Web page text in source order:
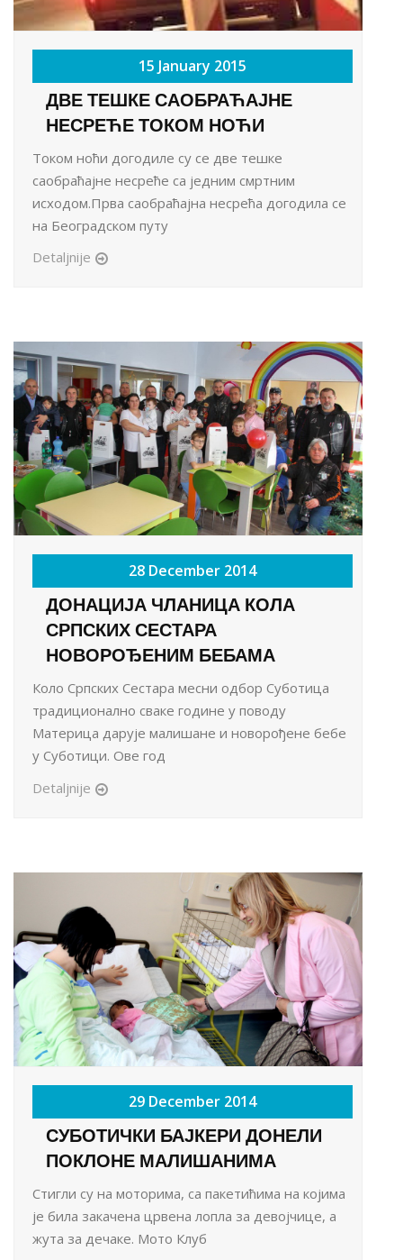
15 January 2015
ДВЕ ТЕШКЕ САОБРАЋАЈНЕ
НЕСРЕЋЕ ТОКОМ НОЋИ
Током ноћи догодиле су се две тешке
саобраћајне несреће са једним смртним
исходом.Прва саобраћајна несрећа догодила се
на Београдском путу
Detaljnije
28 December 2014
ДОНАЦИЈА ЧЛАНИЦА КОЛА
СРПСКИХ СЕСТАРА
НОВОРОЂЕНИМ БЕБАМА
Коло Српских Сестара месни одбор Суботица
традиционално сваке године у поводу
Материца дарује малишане и новорођене бебе
у Суботици. Ове год
Detaljnije
29 December 2014
СУБОТИЧКИ БАЈКЕРИ ДОНЕЛИ
ПОКЛОНЕ МАЛИШАНИМА
Стигли су на моторима, са пакетићима на којима
је била закачена црвена лопла за девојчице, а
жута за дечаке. Мото Клуб